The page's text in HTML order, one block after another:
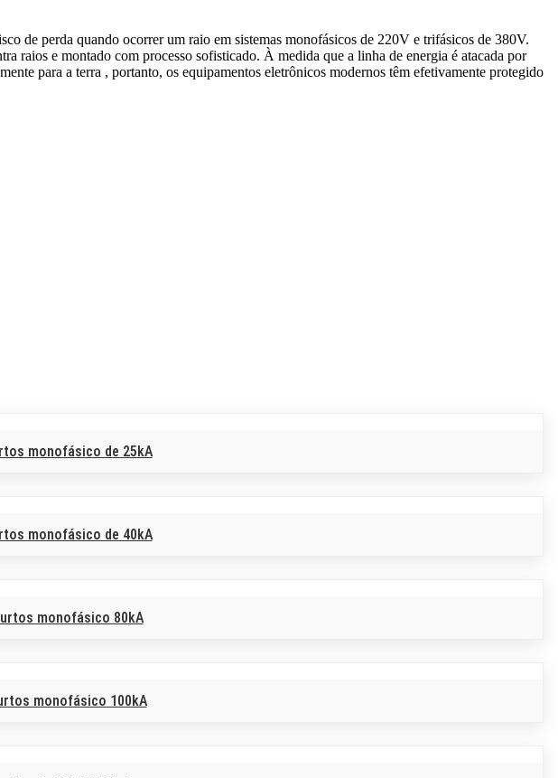
de perda quando ocorrer um raio em sistemas monofásicos de 220V e trifásicos de 380V.
raios e montado com processo sofisticado. À medida que a linha de energia é atacada por
para a terra , portanto, os equipamentos eletrônicos modernos têm efetivamente protegido
monofásico de 25kA
monofásico de 40kA
monofásico 80kA
monofásico 100kA